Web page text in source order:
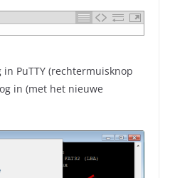
PuTTY (rechtermuisknop
in (met het nieuwe